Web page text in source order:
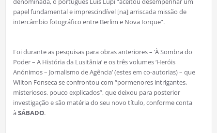
papel fundamental e imprescindível [na] arriscada missão de
intercâmbio fotográfico entre Berlim e Nova Iorque”.
Foi durante as pesquisas para obras anteriores – ‘À Sombra do
Poder – A História da Lusitânia’ e os três volumes ‘Heróis
Anónimos – Jornalismo de Agência’ (estes em co-autorias) – que
Wilton Fonseca se confrontou com “pormenores intrigantes,
misteriosos, pouco explicados”, que deixou para posterior
investigação e são matéria do seu novo título, conforme conta
àSÁBADO.